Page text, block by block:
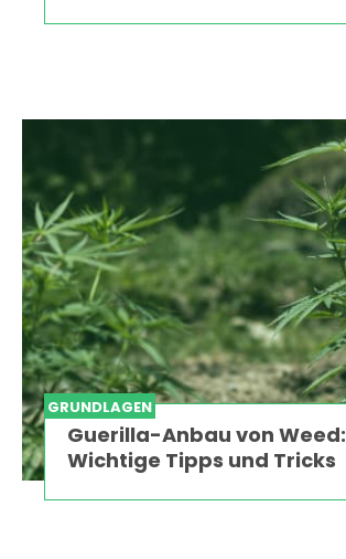
GRUNDLAGEN
Guerilla-Anbau von Weed:
Wichtige Tipps und Tricks